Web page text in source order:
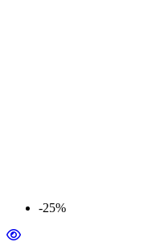
-25%